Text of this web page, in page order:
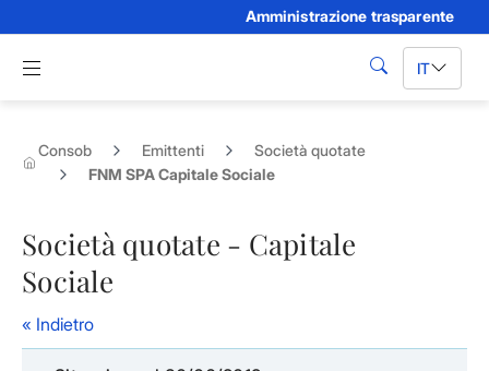
Amministrazione trasparente
Apri menu di navigazione
cerca IT
Consob Emittenti
Società quotate
FNM SPA Capitale Sociale
Società quotate - Capitale
Sociale
« Indietro